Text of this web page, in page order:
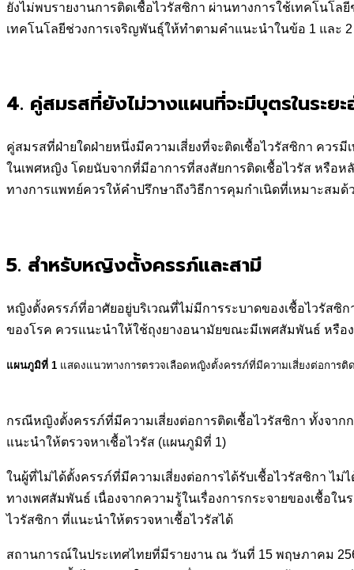
ยังไม่พบรายงานการติดเชื้อไวรัสซิกา ผ่านทางการใช้เทคโนโ
เทคโนโลยีช่วงการเจริญพันธุ์ให้ทำตามคำแนะนำในข้อ 1 และ
4. คู่สมรสที่ยังไม่วางแผนที่จะมีบุตรในระยะ
คู่สมรสที่ฝ่ายใดฝ่ายหนึ่งมีความเสี่ยงที่จะติดเชื้อไวรัสซิกา ควร
ในเพศหญิง โดยนับจากที่มีอาการที่สงสัยการติดเชื้อไวรัส หรือห
ทางการแพทย์ควรให้คำปรึกษาถึงวิธีการคุมกำเนิดที่เหมาะสมด้
5. สำหรับหญิงตั้งครรภ์และสามี
หญิงตั้งครรภ์ที่อาศัยอยู่บริเวณที่ไม่มีการระบาดของเชื้อไวรัสซิ
ของโรค ควรแนะนำให้ใช้ถุงยางอนามัยขณะมีเพศสัมพันธ์ หรือ
แผนภูมิที่ 1 แสดงแนวทางการตรวจเลือดหญิงตั้งครรภ์ที่มีความเสี่ยงต่อการติ
กรณีหญิงตั้งครรภ์ที่มีความเสี่ยงต่อการติดเชื้อไวรัสซิกา ทั้งจา
แนะนำให้ตรวจหาเชื้อไวรัส (แผนภูมิที่ 1)
ในผู้ที่ไม่ได้ตั้งครรภ์ที่มีความเสี่ยงต่อการได้รับเชื้อไวรัสซิกา ไ
ทางเพศสัมพันธ์ เนื่องจากความรู้ในเรื่องการกระจายของเชื้อ
ไวรัสซิกา ที่แนะนำให้ตรวจหาเชื้อไวรัสได้
สถานการณ์ในประเทศไทยที่มีรายงาน ณ วันที่ 15 พฤษภาคม